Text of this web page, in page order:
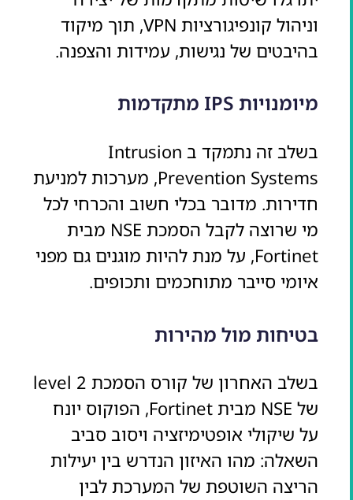
וניהול קונפיגורציות VPN, תוך מיקוד
בהיבטים של נגישות, עמידות והצפנה.
מיומנויות IPS מתקדמות
בשלב זה נתמקד ב Intrusion
Prevention Systems, מערכות למניעת
חדירות. מדובר בכלי חשוב והכרחי לכל
מי שרוצה לקבל הסמכת NSE מבית
Fortinet, על מנת להיות מוגנים גם מפני
איומי סייבר מתוחכמים ותכופים.
בטיחות מול מהירות
בשלב האחרון של קורס הסמכת level 2
של NSE מבית Fortinet, הפוקוס יונח
על שיקולי אופטימיזציה ויסוב סביב
השאלה: מהו האיזון הנדרש בין יעילות
הריצה השוטפת של המערכת לבין